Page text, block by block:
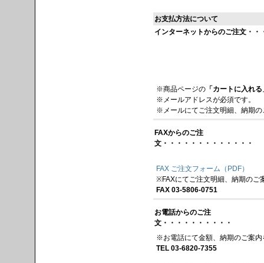
お支払方法について
インターネットからのご注文・・
※商品ページの 「カートに入れる
※メールアドレスが必須です。
※メールにてご注文明細、納期
FAXからのご注
文・・・・・・・・・・・・・
FAX ご注文フォーム（PDF）
※FAXにてご注文明細、納期のご
FAX 03-5806-0751
お電話からのご注
文・・・・・・・・・・
※お電話にて金額、納期のご案内
TEL 03-6820-7355